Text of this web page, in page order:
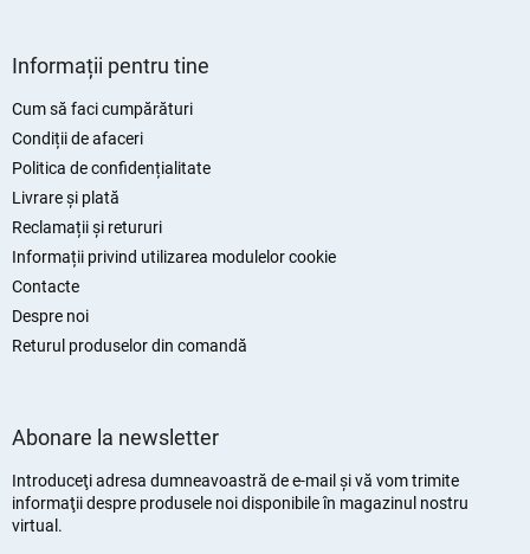
Informații pentru tine
Cum să faci cumpărături
Condiții de afaceri
Politica de confidențialitate
Livrare și plată
Reclamații și retururi
Informații privind utilizarea modulelor cookie
Contacte
Despre noi
Returul produselor din comandă
Abonare la newsletter
Introduceţi adresa dumneavoastră de e-mail şi vă vom trimite
informaţii despre produsele noi disponibile în magazinul nostru
virtual.